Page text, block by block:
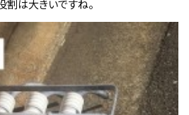
は大きいですね。